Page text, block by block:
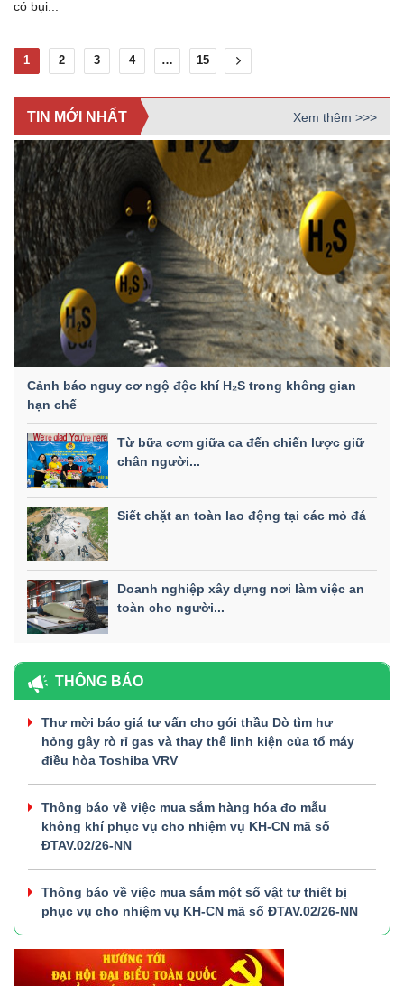
có bụi...
1 2 3 4 … 15
TIN MỚI NHẤT Xem thêm >>>
Cảnh báo nguy cơ ngộ độc khí H₂S trong không gian
hạn chế
Từ bữa cơm giữa ca đến chiến lược giữ
chân người...
Siết chặt an toàn lao động tại các mỏ đá
Doanh nghiệp xây dựng nơi làm việc an
toàn cho người...
THÔNG BÁO
Thư mời báo giá tư vấn cho gói thầu Dò tìm hư
hỏng gây rò rỉ gas và thay thế linh kiện của tổ máy
điều hòa Toshiba VRV
Thông báo về việc mua sắm hàng hóa đo mẫu
không khí phục vụ cho nhiệm vụ KH-CN mã số
ĐTAV.02/26-NN
Thông báo về việc mua sắm một số vật tư thiết bị
phục vụ cho nhiệm vụ KH-CN mã số ĐTAV.02/26-NN